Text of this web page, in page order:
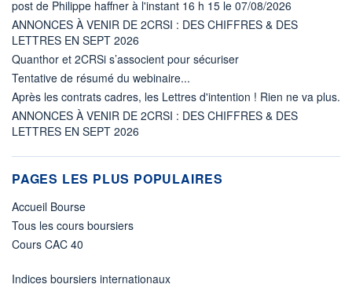
post de Philippe haffner à l'instant 16 h 15 le 07/08/2026
ANNONCES À VENIR DE 2CRSI : DES CHIFFRES & DES
LETTRES EN SEPT 2026
Quanthor et 2CRSi s’associent pour sécuriser
Tentative de résumé du webinaire...
Après les contrats cadres, les Lettres d'intention ! Rien ne va plus.
ANNONCES À VENIR DE 2CRSI : DES CHIFFRES & DES
LETTRES EN SEPT 2026
PAGES LES PLUS POPULAIRES
Accueil Bourse
Tous les cours boursiers
Cours CAC 40
Indices boursiers internationaux